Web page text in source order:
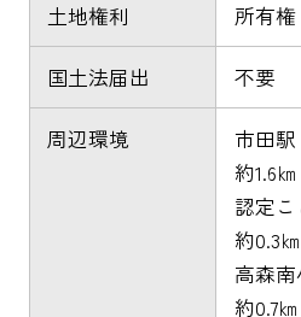
土地権利 所有権
国土法届出 不要
周辺環境
約1.6㎞
認定
約0.3㎞
高
約0.7㎞